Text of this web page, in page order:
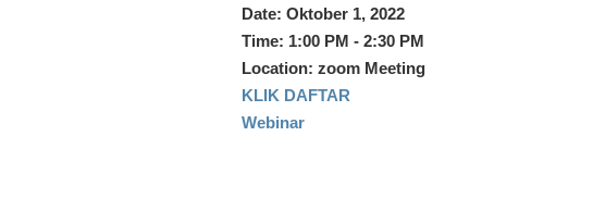
Date: Oktober 1, 2022
Time: 1:00 PM - 2:30 PM
Location: zoom Meeting
KLIK DAFTAR
Webinar